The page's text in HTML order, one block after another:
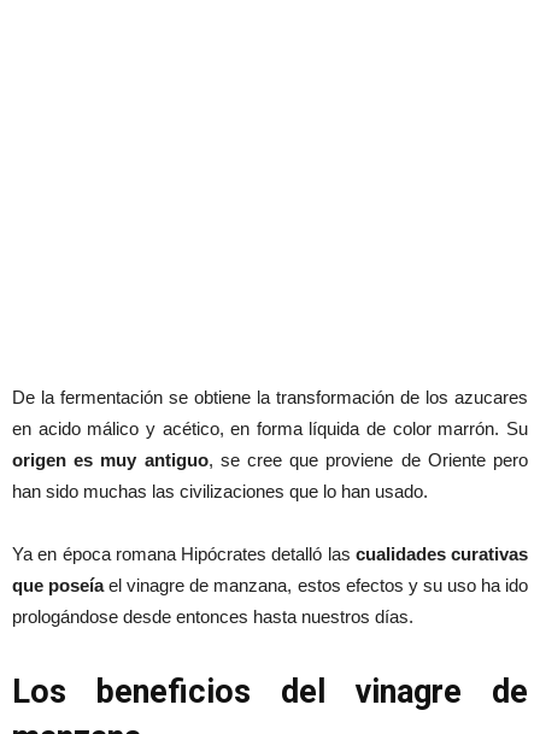
De la fermentación se obtiene la transformación de los azucares
en acido málico y acético, en forma líquida de color marrón. Su
origen es muy antiguo, se cree que proviene de Oriente pero
han sido muchas las civilizaciones que lo han usado.
Ya en época romana Hipócrates detalló las cualidades curativas
que poseíael vinagre de manzana, estos efectos y su uso ha ido
prologándose desde entonces hasta nuestros días.
Los beneficios del vinagre de